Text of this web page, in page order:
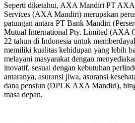
Seperti diketahui, AXA Mandiri PT
Services (AXA Mandiri) merupakan
patungan antara PT Bank Mandiri
Mutual International Pty. Limited (AXA
22 tahun di Indonesia untuk
memiliki kualitas kehidupan yang lebih
melayani masyarakat dengan
inovatif, sesuai dengan kebutuhan
antaranya, asuransi jiwa, asuransi
dana pensiun (DPLK AXA Mandiri),
masa depan.